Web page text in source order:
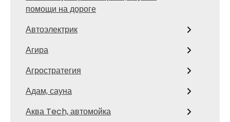
помощи на дороге
Автоэлектрик
Агира
Агростратегия
Адам, сауна
Аква Tech, автомойка